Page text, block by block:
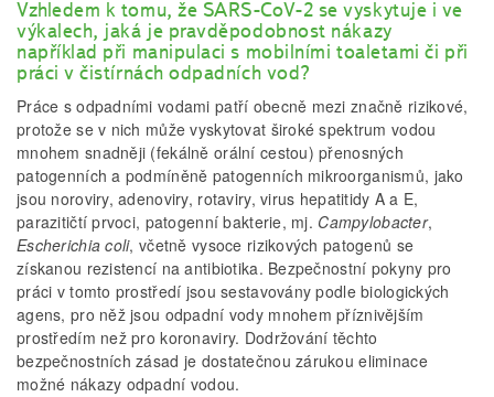
Vzhledem k tomu, že SARS-CoV-2 se vyskytuje i ve
výkalech, jaká je pravděpodobnost nákazy
například při manipulaci s mobilními toaletami či při
práci v čistírnách odpadních vod?
Práce s odpadními vodami patří obecně mezi značně rizikové,
protože se v nich může vyskytovat široké spektrum vodou
mnohem snadněji (fekálně orální cestou) přenosných
patogenních a podmíněně patogenních mikroorganismů, jako
jsou noroviry, adenoviry, rotaviry, virus hepatitidy A a E,
parazitičtí prvoci, patogenní bakterie, mj. Campylobacter,
Escherichia coli, včetně vysoce rizikových patogenů se
získanou rezistencí na antibiotika. Bezpečnostní pokyny pro
práci v tomto prostředí jsou sestavovány podle biologických
agens, pro něž jsou odpadní vody mnohem příznivějším
prostředím než pro koronaviry. Dodržování těchto
bezpečnostních zásad je dostatečnou zárukou eliminace
možné nákazy odpadní vodou.